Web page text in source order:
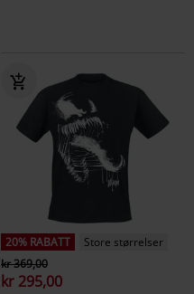
20% RABATT
Store størrelser
kr 369,00
kr 295,00